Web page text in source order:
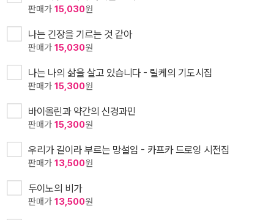
판매가 15,030원
나는 긴장을 기르는 것 같아
판매가 15,030원
나는 나의 삶을 살고 있습니다 - 릴케의 기도시집
판매가 15,300원
바이올린과 약간의 신경과민
판매가 15,300원
우리가 길이라 부르는 망설임 - 카프카 드로잉 시전집
판매가 13,500원
두이노의 비가
판매가 13,500원